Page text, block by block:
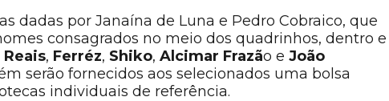
dadas por Janaína de Luna e Pedro Cobraico, que
consagrados no meio dos quadrinhos, dentro e
Reais, Ferréz, Shiko, Alcimar Frazão e João
serão fornecidos aos selecionados uma bolsa
individuais de referência.